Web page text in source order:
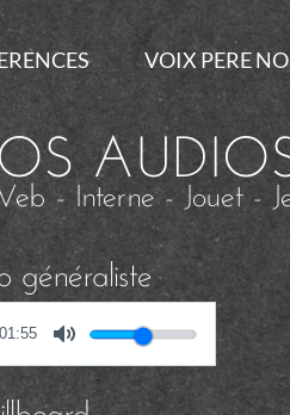
VOIX PERE
- Interne - Jouet -
généraliste
01:55